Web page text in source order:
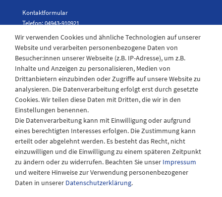
Kontaktformular
Telefon: 04943-910921
Laden Öffnungszeiten
Montag - Freitag
08:30 - 12:30 und 13.00 - 17.30 Uhr
Samstags
08:30 bis 12:30 Uhr
Wir verwenden Cookies und ähnliche Technologien auf unserer
Website und verarbeiten personenbezogene Daten von
Besucher:innen unserer Webseite (z.B. IP-Adresse), um z.B.
Inhalte und Anzeigen zu personalisieren, Medien von
Drittanbietern einzubinden oder Zugriffe auf unsere Website zu
analysieren. Die Datenverarbeitung erfolgt erst durch gesetzte
Cookies. Wir teilen diese Daten mit Dritten, die wir in den
Einstellungen benennen.
Die Datenverarbeitung kann mit Einwilligung oder aufgrund
eines berechtigten Interesses erfolgen. Die Zustimmung kann
erteilt oder abgelehnt werden. Es besteht das Recht, nicht
einzuwilligen und die Einwilligung zu einem späteren Zeitpunkt
zu ändern oder zu widerrufen. Beachten Sie unser Impressum
und weitere Hinweise zur Verwendung personenbezogener
Daten in unserer Daten­schutz­erklärung.